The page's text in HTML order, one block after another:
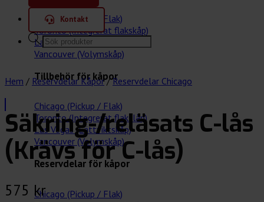
Chicago (Pickup / Flak)
Toronto (Integrerat flakskåp)
Las Vegas (Lättviktskåp)
Vancouver (Volymskåp)
Tillbehör för kåpor
Chicago (Pickup / Flak)
Toronto (Integrerat flakslåp)
Las Vegas (Lättviktskåp)
Vancouver (Volymskåp)
Reservdelar för kåpor
Chicago (Pickup / Flak)
Kontakt
Products
search
Hem / Reservdelar Kåpor / Reservdelar Chicago
Säkring-/reläsats C-lås
(Krävs för C-lås)
575 kr